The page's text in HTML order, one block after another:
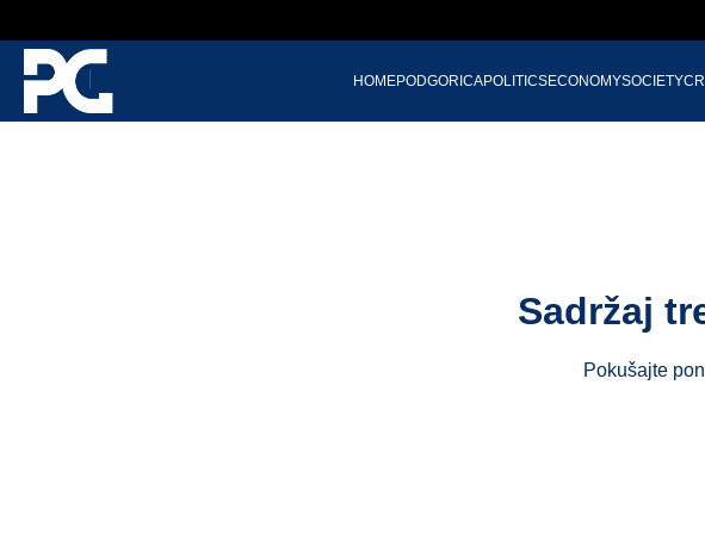
HOMEPODGORICAPOLITICSECONOMYSOCIETY
Sadržaj
Pokušajte